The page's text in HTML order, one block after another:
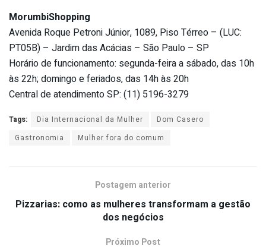
MorumbiShopping
Avenida Roque Petroni Júnior, 1089, Piso Térreo – (LUC:
PT05B) – Jardim das Acácias – São Paulo – SP
Horário de funcionamento: segunda-feira a sábado, das 10h
às 22h; domingo e feriados, das 14h às 20h
Central de atendimento SP: (11) 5196-3279
Tags: Dia Internacional da Mulher
Dom Casero
Gastronomia
Mulher fora do comum
Postagem anterior
Pizzarias: como as mulheres transformam a gestão
dos negócios
Próximo Post